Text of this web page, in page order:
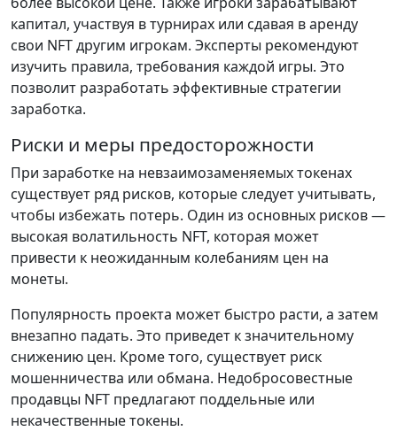
капитал, участвуя в турнирах или сдавая в аренду
свои NFT другим игрокам. Эксперты рекомендуют
изучить правила, требования каждой игры. Это
позволит разработать эффективные стратегии
заработка.
Риски и меры предосторожности
При заработке на невзаимозаменяемых токенах
существует ряд рисков, которые следует учитывать,
чтобы избежать потерь. Один из основных рисков —
высокая волатильность NFT, которая может
привести к неожиданным колебаниям цен на
монеты.
Популярность проекта может быстро расти, а затем
внезапно падать. Это приведет к значительному
снижению цен. Кроме того, существует риск
мошенничества или обмана. Недобросовестные
продавцы NFT предлагают поддельные или
некачественные токены.